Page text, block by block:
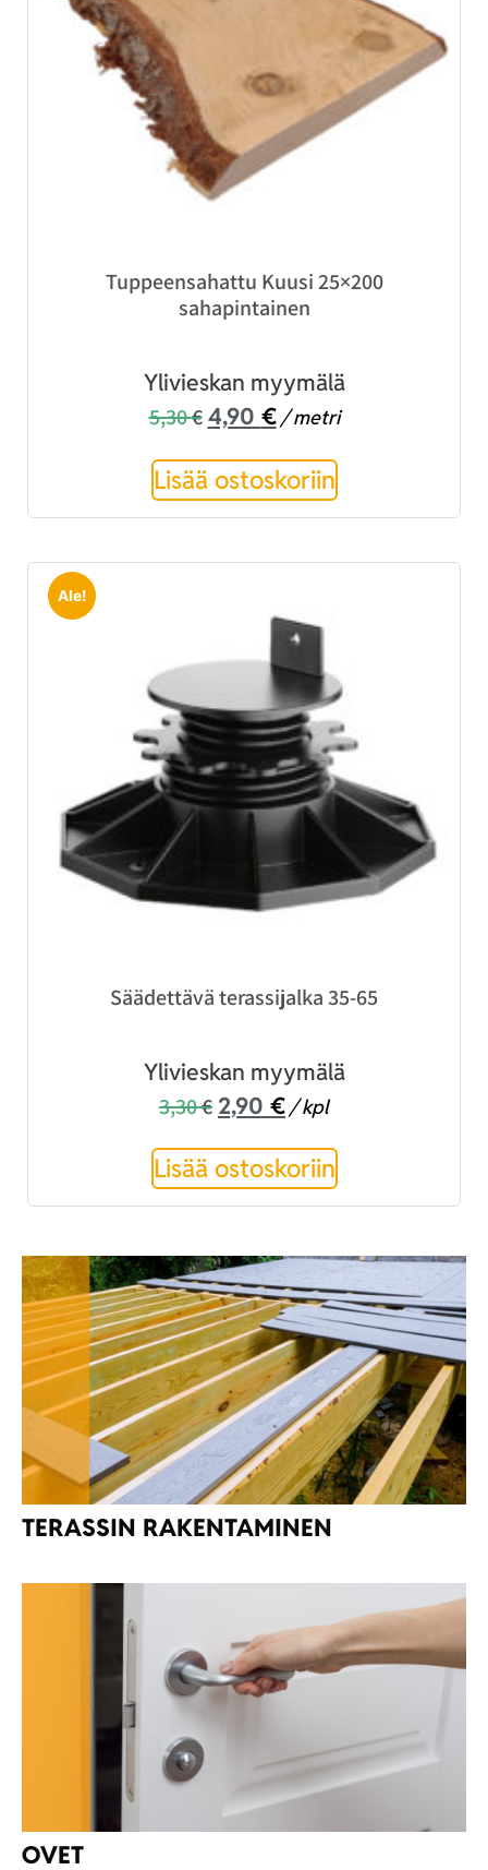
Tuppeensahattu Kuusi 25×200
sahapintainen
Ylivieskan myymälä
5,30€ 4,90 €/ metri
Lisää ostoskoriin
Ale!
Säädettävä terassijalka 35-65
Ylivieskan myymälä
3,30€ 2,90 €/ kpl
Lisää ostoskoriin
TERASSIN RAKENTAMINEN
OVET